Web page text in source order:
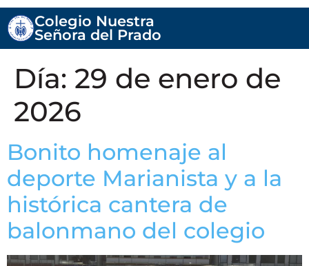
Colegio Nuestra
Señora del Prado
Día: 29 de enero de
2026
Bonito homenaje al
deporte Marianista y a la
histórica cantera de
balonmano del colegio